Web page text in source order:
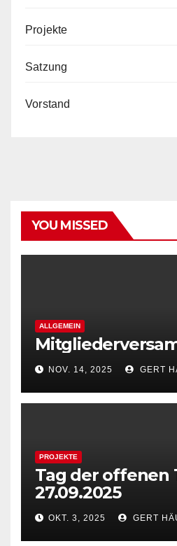
Projekte
Satzung
Vorstand
YOU MISSED
ALLGEMEIN
NOV. 14, 2025 GERT
PROJEKTE
Tag der offenen
27.09.2025
OKT. 3, 2025 GERT